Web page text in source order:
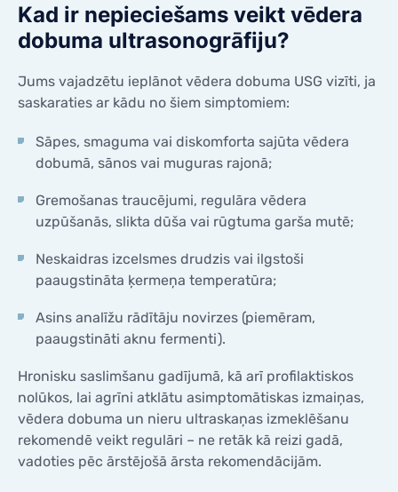
Kad ir nepieciešams veikt vēdera
dobuma ultrasonogrāfiju?
Jums vajadzētu ieplānot vēdera dobuma USG vizīti, ja
saskaraties ar kādu no šiem simptomiem:
Sāpes, smaguma vai diskomforta sajūta vēdera
dobumā, sānos vai muguras rajonā;
Gremošanas traucējumi, regulāra vēdera
uzpūšanās, slikta dūša vai rūgtuma garša mutē;
Neskaidras izcelsmes drudzis vai ilgstoši
paaugstināta ķermeņa temperatūra;
Asins analīžu rādītāju novirzes (piemēram,
paaugstināti aknu fermenti).
Hronisku saslimšanu gadījumā, kā arī profilaktiskos
nolūkos, lai agrīni atklātu asimptomātiskas izmaiņas,
vēdera dobuma un nieru ultraskaņas izmeklēšanu
rekomendē veikt regulāri – ne retāk kā reizi gadā,
vadoties pēc ārstējošā ārsta rekomendācijām.